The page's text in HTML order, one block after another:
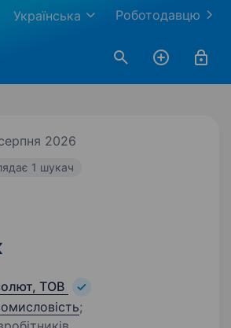
Роботодавцю
Українська
2026
1 шукач
ТОВ
;